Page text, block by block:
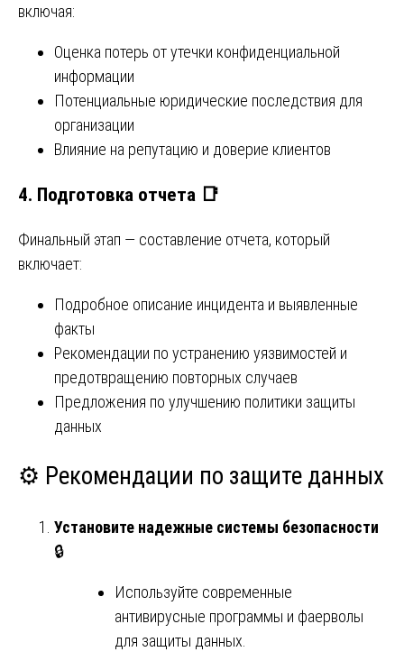
включая:
Оценка потерь от утечки конфиденциальной
информации
Потенциальные юридические последствия для
организации
Влияние на репутацию и доверие клиентов
4. Подготовка отчета 📑
Финальный этап — составление отчета, который
включает:
Подробное описание инцидента и выявленные
факты
Рекомендации по устранению уязвимостей и
предотвращению повторных случаев
Предложения по улучшению политики защиты
данных
⚙️ Рекомендации по защите данных
Установите надежные системы безопасности
🔒
Используйте современные
антивирусные программы и фаерволы
для защиты данных.